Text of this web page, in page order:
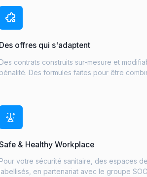
Des offres qui s'adaptent
Des contrats construits sur-mesure et
pénalité. Des formules faites pour être
& Healthy Workplace
Pour votre sécurité sanitaire, des espaces
labellisés, en partenariat avec le groupe